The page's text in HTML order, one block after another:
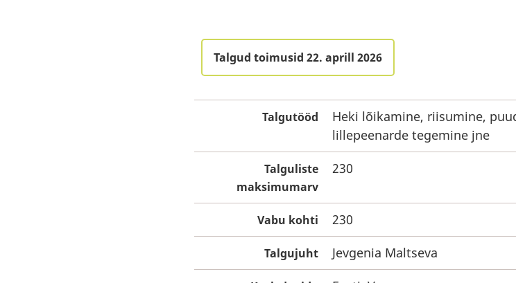
Talgud toimusid 22. aprill 2026
Talgutööd
Heki lõikamine, riisumine,
lillepeenarde tegemine jne
Talguliste
maksimumarv
230
Vabu kohti 230
Talgujuht Jevgenia Maltseva